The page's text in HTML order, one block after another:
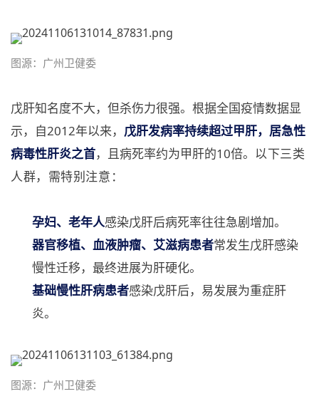
图源：广州卫健委
戊肝知名度不大，但杀伤力很强。根据全国疫情数据显
示，自2012年以来， 戊肝发病率持续超过甲肝，居急性
病毒性肝炎之首，且病死率约为甲肝的10倍。 以下三类
人群，需特别注意：
孕妇、老年人感染戊肝后病死率往往急剧增加。
器官移植、血液肿瘤、艾滋病患者常发生戊肝感染
慢性迁移，最终进展为肝硬化。
基础慢性肝病患者感染戊肝后，易发展为重症肝
炎。
图源：广州卫健委